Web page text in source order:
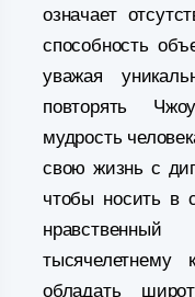
означает
способность
уважая
повторять
мудрость
свою жизнь с
чтобы носить в
обладать